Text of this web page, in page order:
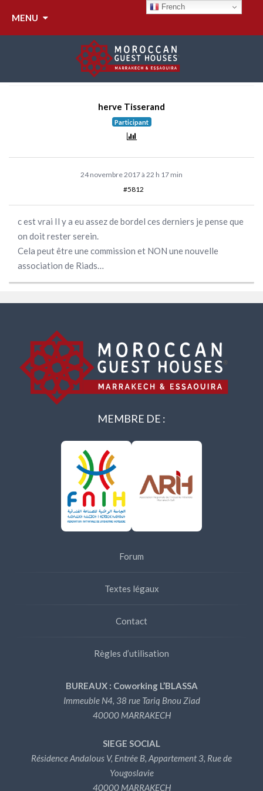
MENU
RÉPONDRE À :
HARCÈLEMENT DE LA
POLICE
herve Tisserand
Participant
24 novembre 2017 à 22 h 17 min
#5812
c est vrai Il y a eu assez de bordel ces derniers je pense que
on doit rester serein.
Cela peut être une commission et NON une nouvelle
association de Riads…
MEMBRE DE :
Forum
Textes légaux
Contact
Règles d’utilisation
BUREAUX : Coworking L’BLASSA
Immeuble N4, 38 rue Tariq Bnou Ziad
40000 MARRAKECH
SIEGE SOCIAL
Résidence Andalous V, Entrée B, Appartement 3, Rue de
Yougoslavie
40000 MARRAKECH
French